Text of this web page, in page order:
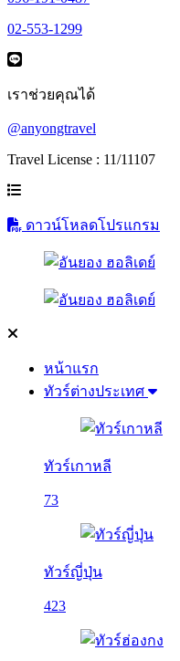
02-553-1299
เราช่วยคุณได้
@anyongtravel
Travel License : 11/11107
ดาวน์โหลดโปรแกรม
หน้าแรก
ทัวร์ต่างประเทศ
ทัวร์เกาหลี
73
ทัวร์ญี่ปุ่น
423